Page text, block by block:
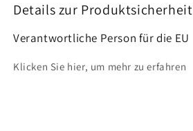
Details zur Produktsicherheit
Verantwortliche Person für die EU
Klicken Sie hier, um mehr zu erfahren